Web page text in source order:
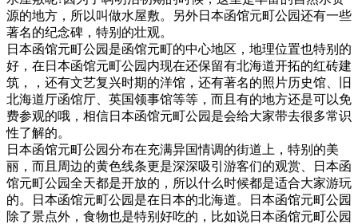
源的地方，所以叫做水屋敷。另外日本函馆元町公园还有一些
著名的纪念碑，特别的壮观。
日本函馆元町公园是函馆元町的中心地区，地理位置也特别的
好，在日本函馆元町公园内现在还保留有北海道开拓的红砖建
筑，，还有文艺复兴时期的洋馆，还有著名的照片历史馆、旧
北海道厅函馆厅、英国领事馆等等，而且有的地方还是可以免
费参观的哦，相信日本函馆元町公园是会给大家带去很多常识
性了解的。
日本函馆元町公园分布在充满异国情调的街道上，特别的美
丽，而且周边的黄色线条更是深深吸引游客们的观赏、日本函
馆元町公园全天都是开放的，所以什么时候都是适合大家游玩
的。日本函馆元町公园是在日本的北海道。日本函馆元町公园
除了景点外，食物也是特别好吃的，比如说日本函馆元町公园